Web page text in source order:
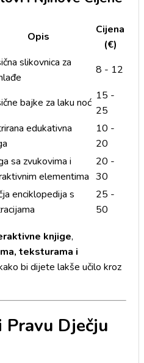
Opis
Cijena
(€)
slikovnica za
8 - 12
bajke za laku noć
15 -
25
edukativna
10 -
20
sa zvukovima i
elementima
20 -
30
enciklopedija s
25 -
50
knjige,
teksturama i
bi dijete lakše učilo kroz
Pravu Dječju